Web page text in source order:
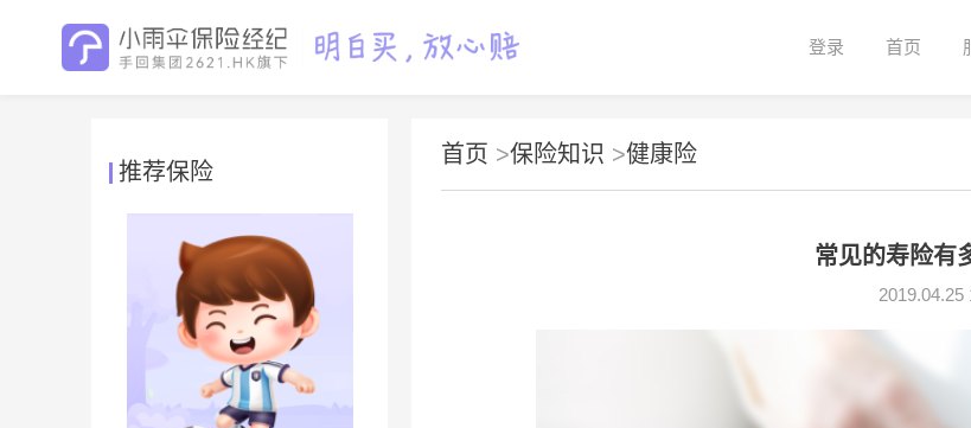
登录 首页
推荐保险
首页 >保险知识 >健康险
常见的寿险有
2019.04.25